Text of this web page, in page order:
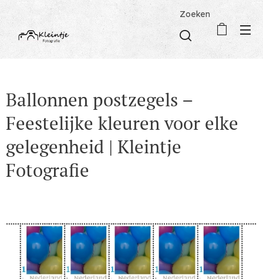
Zoeken
Ballonnen postzegels –
Feestelijke kleuren voor elke
gelegenheid | Kleintje
Fotografie